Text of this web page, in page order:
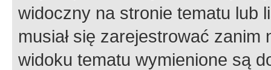
widoczny na stronie tematu lub
musiał się zarejestrować
widoku tematu wymienione są